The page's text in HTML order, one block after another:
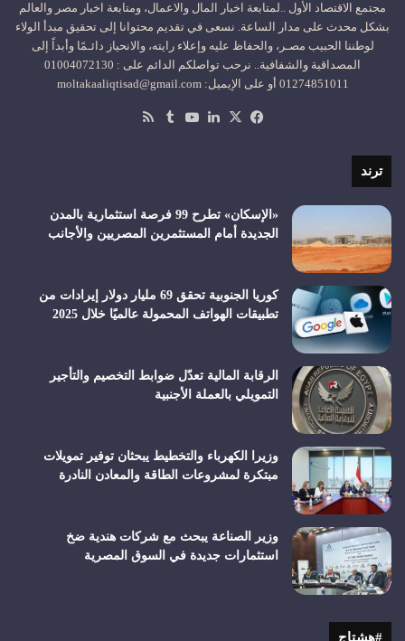
مجتمع الاقتصاد الأول ..لمتابعة اخبار المال والاعمال، ومتابعة اخبار مصر والعالم
بشكل محدث على مدار الساعة. نسعى في تقديم محتوانا إلى تحقيق مبدأ الولاء
لوطننا الحبيب مصـر، والحفاظ عليه وإعلاء رايته، والانحياز دائـمًا وأبداً إلى
المصداقية والشفافية.. نرحب تواصلكم الدائم على : 01004072130
01274851011 أو على الإيميل: moltakaaliqtisad@gmail.com
فيسبوك
‫X لينكدإن‫YouTube
ترند
«الإسكان» تطرح 99 فرصة استثمارية بالمدن
الجديدة أمام المستثمرين المصريين والأجانب
كوريا الجنوبية تحقق 69 مليار دولار إيرادات من
تطبيقات الهواتف المحمولة عالميًا خلال 2025
الرقابة المالية تعدّل ضوابط التخصيم والتأجير
التمويلي بالعملة الأجنبية
وزيرا الكهرباء والتخطيط يبحثان توفير تمويلات
مبتكرة لمشروعات الطاقة والمعادن النادرة
وزير الصناعة يبحث مع شركات هندية ضخ
استثمارات جديدة في السوق المصرية
#هشتاج